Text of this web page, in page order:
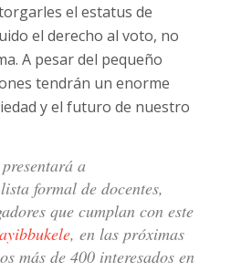
el estatus de
el derecho al voto, no
A pesar del pequeño
tendrán un enorme
y el futuro de nuestro
a
formal de docentes,
que cumplan con este
, en las próximas
más de 400 interesados en